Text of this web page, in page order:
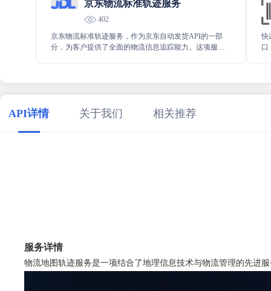
京东物流标准轨迹服务
402
京东物流标准轨迹服务，作为京东自动发货API的一部
分，为客户提供了全面的物流信息追踪能力。这项服务
快
口
API详情 关于我们 相关推荐
服务详情
物流地图轨迹服务是一项结合了地理信息技术与物流管理的先进